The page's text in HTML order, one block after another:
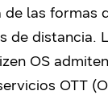
de las formas
de distancia.
OS
OTT